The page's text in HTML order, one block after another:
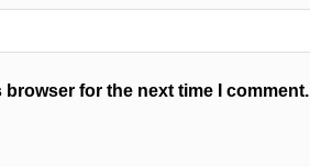
for the next time I comment.